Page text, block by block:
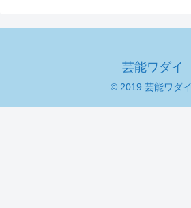
芸能ワダイ
© 2019 芸能ワダイ.